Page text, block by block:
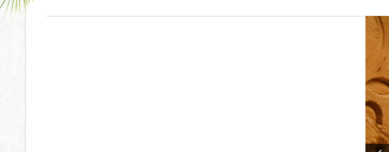
ПОЧИВКИ И ЕКСКУРЗИИ